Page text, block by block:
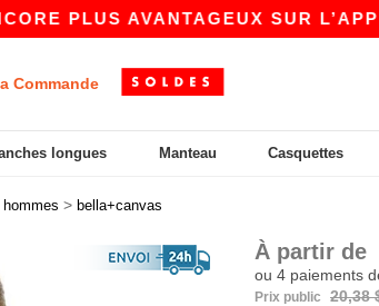
AVANTAGEUX SUR L’APP !|
Commande
longues Manteau Casquettes
hommes > bella+canvas
À partir de
ou 4 paiements
Prix public 20,38